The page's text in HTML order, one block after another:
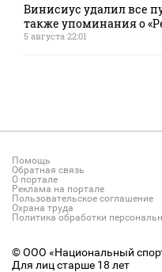
Винисиус удалил все
также упоминания о
5 августа 22:01
Помощь
Обратная связь
О портале
Реклама на портале
Пользовательское соглашение
Охрана труда
Политика обработки
© ООО «Национальный
Для лиц старше 18 лет